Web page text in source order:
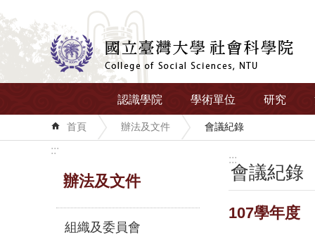
跳到主要內容區塊
認識學院 學術單位 研究
首頁 辦法及文件 會議紀錄
:::
辦法及文件
組織及委員會
:::
會議紀錄
107學年度